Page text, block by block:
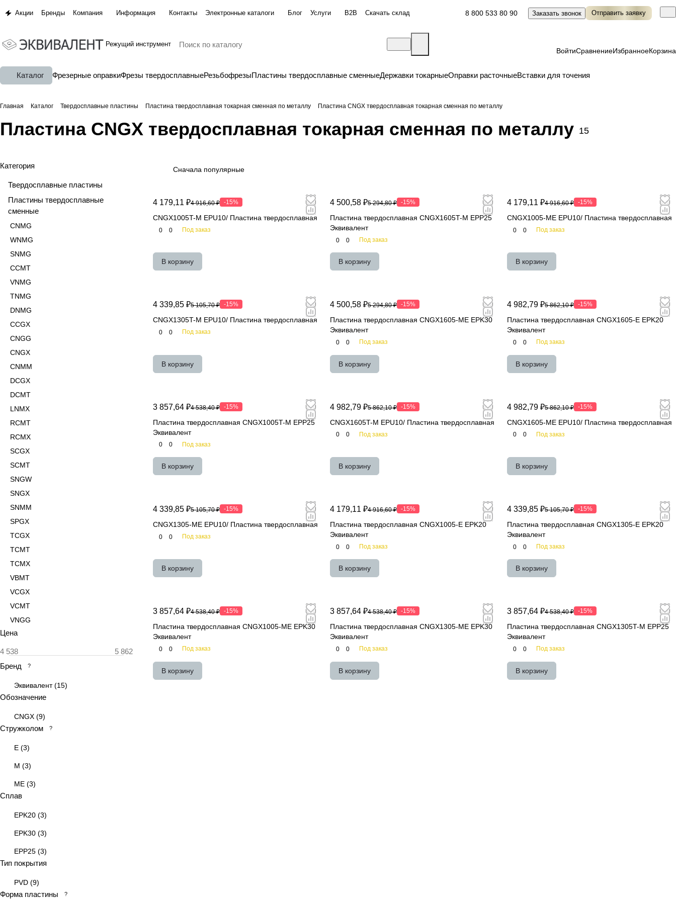
Акции Бренды Компания Информация Контакты Электронные каталоги Блог Услуги B2B Скачать склад 8 800 533 80 90 Заказать звонок Отправить заявку
Режущий инструмент
ВойтиСравнениеИзбранноеКорзина
Каталог Фрезерные оправкиФрезы твердосплавныеРезьбофрезыПластины твердосплавные сменныеДержавки токарныеОправки расточныеВставки для точения
Главная Каталог Твердосплавные пластины Пластина твердосплавная токарная сменная по металлу Пластина CNGX твердосплавная токарная сменная по металлу
Пластина CNGX твердосплавная токарная сменная по металлу 15
Сначала популярные
4 179,11 ₽4 916,60 ₽ -15%
CNGX1005T-M EPU10/ Пластина твердосплавная
0 0 Под заказ
В корзину
4 500,58 ₽5 294,80 ₽ -15%
Пластина твердосплавная CNGX1605T-M EPP25
Эквивалент
0 0 Под заказ
В корзину
4 179,11 ₽4 916,60 ₽ -15%
CNGX1005-ME EPU10/ Пластина твердосплавная
0 0 Под заказ
В корзину
4 339,85 ₽5 105,70 ₽ -15%
CNGX1305T-M EPU10/ Пластина твердосплавная
0 0 Под заказ
В корзину
4 500,58 ₽5 294,80 ₽ -15%
Пластина твердосплавная CNGX1605-ME EPK30
Эквивалент
0 0 Под заказ
В корзину
4 982,79 ₽5 862,10 ₽ -15%
Пластина твердосплавная CNGX1605-E EPK20
Эквивалент
0 0 Под заказ
В корзину
3 857,64 ₽4 538,40 ₽ -15%
Пластина твердосплавная CNGX1005T-M EPP25
Эквивалент
0 0 Под заказ
В корзину
4 982,79 ₽5 862,10 ₽ -15%
CNGX1605T-M EPU10/ Пластина твердосплавная
0 0 Под заказ
В корзину
4 982,79 ₽5 862,10 ₽ -15%
CNGX1605-ME EPU10/ Пластина твердосплавная
0 0 Под заказ
В корзину
4 339,85 ₽5 105,70 ₽ -15%
CNGX1305-ME EPU10/ Пластина твердосплавная
0 0 Под заказ
В корзину
4 179,11 ₽4 916,60 ₽ -15%
Пластина твердосплавная CNGX1005-E EPK20
Эквивалент
0 0 Под заказ
В корзину
4 339,85 ₽5 105,70 ₽ -15%
Пластина твердосплавная CNGX1305-E EPK20
Эквивалент
0 0 Под заказ
В корзину
3 857,64 ₽4 538,40 ₽ -15%
Пластина твердосплавная CNGX1005-ME EPK30
Эквивалент
0 0 Под заказ
В корзину
3 857,64 ₽4 538,40 ₽ -15%
Пластина твердосплавная CNGX1305-ME EPK30
Эквивалент
0 0 Под заказ
В корзину
3 857,64 ₽4 538,40 ₽ -15%
Пластина твердосплавная CNGX1305T-M EPP25
Эквивалент
0 0 Под заказ
В корзину
Категория
Твердосплавные пластины
Пластины твердосплавные
сменные
CNMG
WNMG
SNMG
CCMT
VNMG
TNMG
DNMG
CCGX
CNGG
CNGX
CNMM
DCGX
DCMT
LNMX
RCMT
RCMX
SCGX
SCMT
SNGW
SNGX
SNMM
SPGX
TCGX
TCMT
TCMX
VBMT
VCGX
VCMT
VNGG
Цена
Бренд ?
Эквивалент(15)
Обозначение
CNGX (9)
Стружколом ?
E (3)
M (3)
ME (3)
Сплав
EPK20 (3)
EPK30 (3)
EPP25 (3)
Тип покрытия
PVD (9)
Форма пластины ?